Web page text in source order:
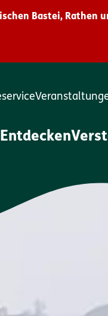
Bastei,
Entdecken